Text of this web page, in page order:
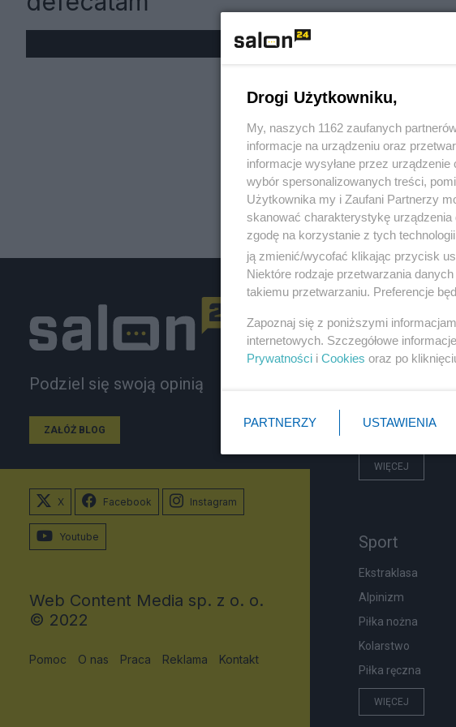
Podziel się swoją opinią
ZAŁÓŻ BLOG
Rosja
PiS
WIĘCEJ
Sport
Ekstraklasa
Alpinizm
Piłka nożna
Kolarstwo
Piłka ręczna
WIĘCEJ
X Facebook Instagram
Youtube
Web Content Media sp. z o. o.
© 2022
Pomoc O nas Praca Reklama Kontakt
Drogi Użytkowniku,
My, naszych 1162 zaufanych
informacje na urządzeniu oraz
informacje wysyłane przez
wybór spersonalizowanych treści,
Użytkownika my i Zaufani Partnerzy
skanować charakterystykę
zgodę na korzystanie z tych
ją zmienić/wycofać klikając przycisk
Niektóre rodzaje przetwarzania
takiemu przetwarzaniu. Preferencje
Zapoznaj się z poniższymi
internetowych. Szczegółowe
Prywatności i Cookies oraz po
PARTNERZY USTAWIENIA